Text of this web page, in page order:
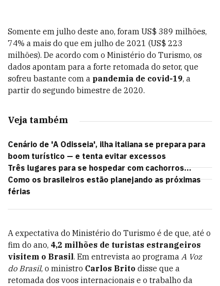
Somente em julho deste ano, foram US$ 389 milhões,
74% a mais do que em julho de 2021 (US$ 223
milhões). De acordo com o Ministério do Turismo, os
dados apontam para a forte retomada do setor, que
sofreu bastante com a pandemia de covid-19, a
partir do segundo bimestre de 2020.
Veja também
Cenário de 'A Odisseia', ilha italiana se prepara para
boom turístico — e tenta evitar excessos
Três lugares para se hospedar com cachorros...
Como os brasileiros estão planejando as próximas
férias
A expectativa do Ministério do Turismo é de que, até o
fim do ano, 4,2 milhões de turistas estrangeiros
visitem o Brasil. Em entrevista ao programa A Voz
do Brasil, o ministro Carlos Brito disse que a
retomada dos voos internacionais e o trabalho da